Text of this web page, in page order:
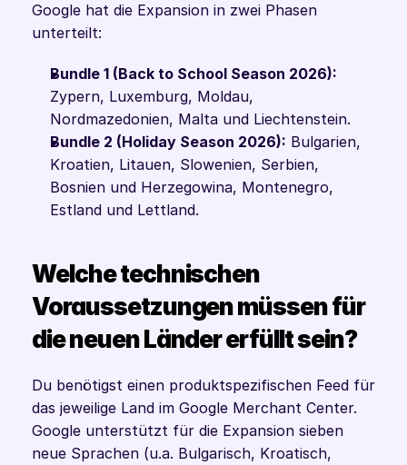
Google hat die Expansion in zwei Phasen
unterteilt:
Bundle 1 (Back to School Season 2026):
Zypern, Luxemburg, Moldau,
Nordmazedonien, Malta und Liechtenstein.
Bundle 2 (Holiday Season 2026): Bulgarien,
Kroatien, Litauen, Slowenien, Serbien,
Bosnien und Herzegowina, Montenegro,
Estland und Lettland.
Welche technischen
Voraussetzungen müssen für
die neuen Länder erfüllt sein?
Du benötigst einen produktspezifischen Feed für
das jeweilige Land im Google Merchant Center.
Google unterstützt für die Expansion sieben
neue Sprachen (u.a. Bulgarisch, Kroatisch,